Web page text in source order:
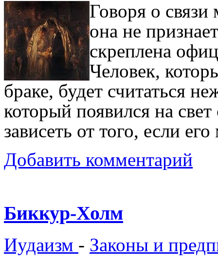
Говоря о
она не
скреплена
Человек,
браке, будет считаться
который появился на
зависеть от того, если
Добавить комментарий
Биккур-Холм
Иудаизм - Законы и